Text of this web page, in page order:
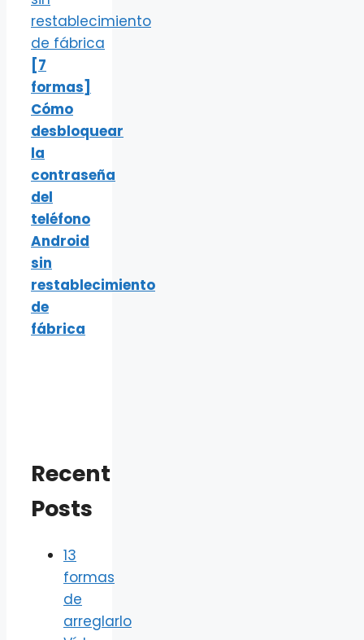
[7
formas]
Cómo
desbloquear
la
contraseña
del
teléfono
Android
sin
restablecimiento
de
fábrica
Recent
Posts
13
formas
de
arreglarlo